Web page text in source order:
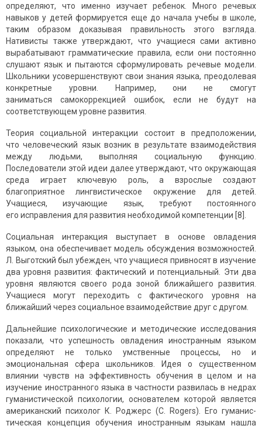
определяют, что именно изучает ребенок. Много речевых
навыков у детей формируется еще до начала учебы в школе,
таким образом доказывая правильность этого взгляда.
Нативисты также утверждают, что учащиеся сами активно
вырабатывают грамматические правила, если они постоянно
слушают язык и пытаются сформулировать речевые модели.
Школьники усовершенствуют свои знания языка, преодолевая
конкретные уровни. Например, они не смогут
заниматься самокоррекцией ошибок, если не будут на
соответст­вующем уровне развития.
Теория социальной интеракции состоит в предположении,
что человеческий язык возник в результате взаимодействия
между людьми, выполняя социальную функцию.
Последователи этой идеи далее утверждают, что окружающая
среда играет ключевую роль, а взрослые создают
благоприятное лингвистическое окружение для детей.
Учащиеся, изучающие язык, требуют постоянного
его исправления для развития необходимой компетенции [8].
Социальная интеракция выступает в основе овладения
языком, она обеспечивает модель обсуждения возможностей.
Л. Выготский был убежден, что учащиеся привносят в изучение
два уровня развития: фактический и потенциальный. Эти два
уровня являются своего рода зоной ближайшего развития.
Учащиеся могут переходить с фактичес­кого уровня на
ближайший через социальное взаимодействие друг с другом.
Дальнейшие психологические и методические исследования
показали, что успешность овладения иностранным языком
определяют не только умственные процессы, но и
эмоциональная сфера школьников. Идея о существенном
влиянии чувств на эффективность обучения в целом и на
изучение иностранного языка в частности развилась в недрах
гуманистической психологии, основателем которой является
американский психолог К. Роджерс (C. Rogers). Его гуманис­
тическая концепция обучения иностранным языкам нашла